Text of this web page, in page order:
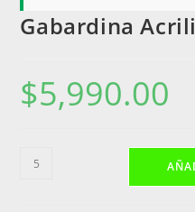
Gabardina
$5,990.00
Gabardina